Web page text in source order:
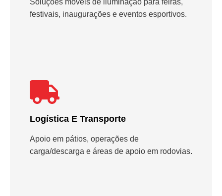
festivais, inaugurações e eventos esportivos.
Logística E Transporte
Apoio em pátios, operações de
carga/descarga e áreas de apoio em rodovias.